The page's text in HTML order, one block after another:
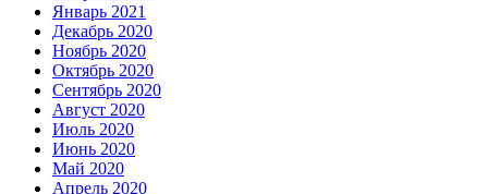
Январь 2021
Декабрь 2020
Ноябрь 2020
Октябрь 2020
Сентябрь 2020
Август 2020
Июль 2020
Июнь 2020
Май 2020
Апрель 2020